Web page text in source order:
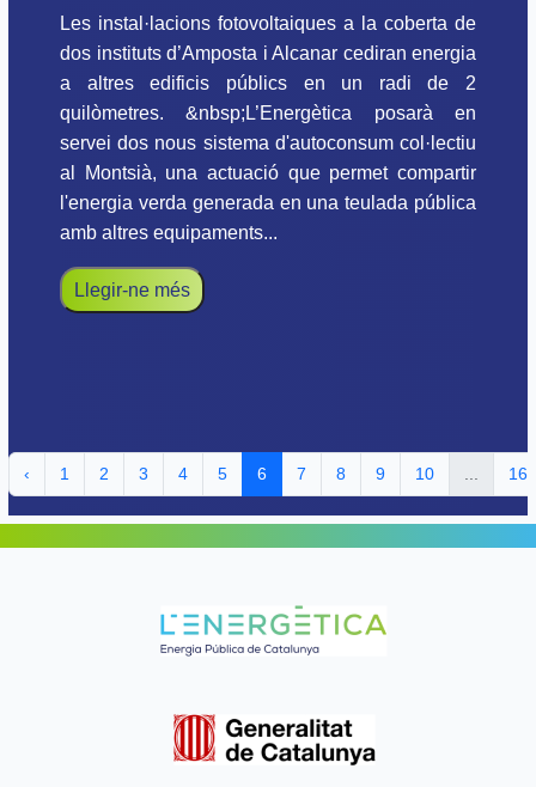
Les instal·lacions fotovoltaiques a la coberta de
dos instituts d’Amposta i Alcanar cediran energia
a altres edificis públics en un radi de 2
quilòmetres. &nbsp;L’Energètica posarà en
servei dos nous sistema d'autoconsum col·lectiu
al Montsià, una actuació que permet compartir
l'energia verda generada en una teulada pública
amb altres equipaments...
Llegir-ne més
‹ 1 2 3 4 5 6 7 8 9 10 ... 16